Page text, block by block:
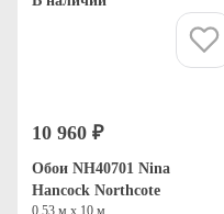
10 960 ₽
Обои NH40701 Nina
Hancock Northcote
0,53 м х 10 м